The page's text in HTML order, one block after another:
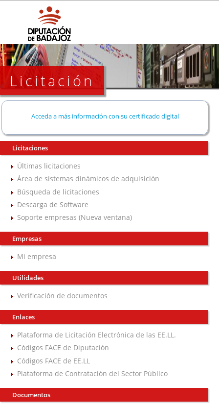
Licitación
Acceda a más información con su certificado digital
Licitaciones
Últimas licitaciones
Área de sistemas dinámicos de adquisición
Búsqueda de licitaciones
Descarga de Software
Soporte empresas (Nueva ventana)
Empresas
Mi empresa
Utilidades
Verificación de documentos
Enlaces
Plataforma de Licitación Electrónica de las EE.LL.
Códigos FACE de Diputación
Códigos FACE de EE.LL
Plataforma de Contratación del Sector Público
Documentos